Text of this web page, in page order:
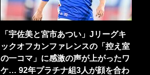
「宇佐美と宮市あつい」Jリーグキ
ックオフカンファレンスの「控え室
の一コマ」に感激の声が上がったワ
ケ… 92年プラチナ組3人が顔を合わ